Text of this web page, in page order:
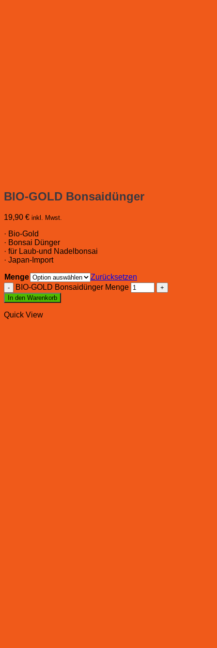
BIO-GOLD Bonsaidünger
19,90 € inkl. Mwst.
· Bio-Gold
· Bonsai Dünger
· für Laub-und Nadelbonsai
· Japan-Import
Menge
Zurücksetzen
BIO-GOLD Bonsaidünger Menge
In den Warenkorb
Quick View